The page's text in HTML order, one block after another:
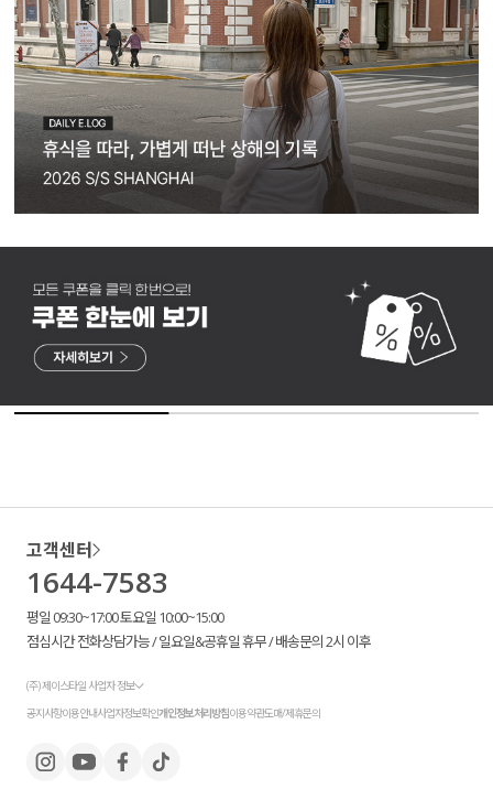
고객센터
1644-7583
평일 09:30~17:00 토요일 10:00~15:00
점심시간 전화상담가능 / 일요일&공휴일 휴무 / 배송문의 2시 이후
(주) 제이스타일 사업자 정보
공지사항이용안내사업자정보확인개인정보처리방침이용약관도매/제휴문의